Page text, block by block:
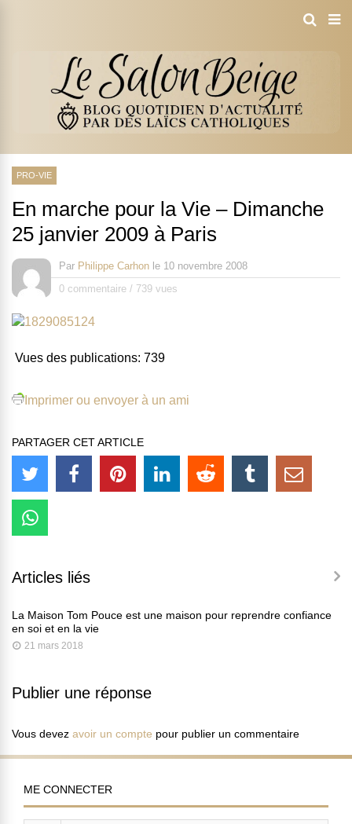
PRO-VIE
En marche pour la Vie – Dimanche
25 janvier 2009 à Paris
Par Philippe Carhon le 10 novembre 2008
0 commentaire / 739 vues
Vues des publications: 739
Imprimer ou envoyer à un ami
PARTAGER CET ARTICLE
Articles liés
La Maison Tom Pouce est une maison pour reprendre confiance
en soi et en la vie
21 mars 2018
Publier une réponse
Vous devez avoir un compte pour publier un commentaire
ME CONNECTER